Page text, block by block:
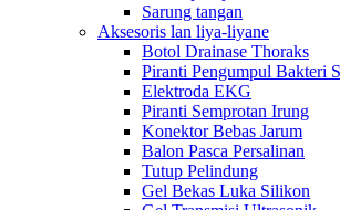
Sarung tangan
Aksesoris lan liya-liyane
Botol Drainase Thoraks
Piranti Pengumpul Bakteri
Elektroda EKG
Piranti Semprotan Irung
Konektor Bebas Jarum
Balon Pasca Persalinan
Tutup Pelindung
Gel Bekas Luka Silikon